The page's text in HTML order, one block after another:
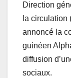
Direction
la circulation
annoncé la
guinéen
diffusion
sociaux.